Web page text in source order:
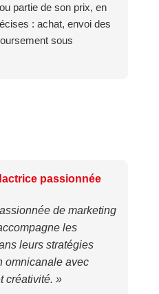
partie de son prix, en
: achat, envoi des
sous
passionnée
de marketing
les
leurs stratégies
omnicanale avec
créativité. »